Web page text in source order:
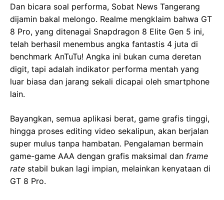
Dan bicara soal performa, Sobat News Tangerang
dijamin bakal melongo. Realme mengklaim bahwa GT
8 Pro, yang ditenagai Snapdragon 8 Elite Gen 5 ini,
telah berhasil menembus angka fantastis 4 juta di
benchmark AnTuTu! Angka ini bukan cuma deretan
digit, tapi adalah indikator performa mentah yang
luar biasa dan jarang sekali dicapai oleh smartphone
lain.
Bayangkan, semua aplikasi berat, game grafis tinggi,
hingga proses editing video sekalipun, akan berjalan
super mulus tanpa hambatan. Pengalaman bermain
game-game AAA dengan grafis maksimal dan frame
rate stabil bukan lagi impian, melainkan kenyataan di
GT 8 Pro.